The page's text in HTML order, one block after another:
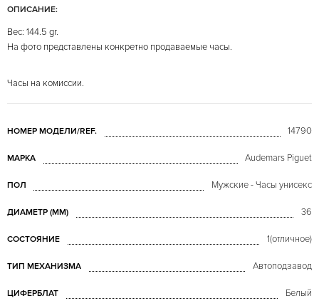
ОПИСАНИЕ:
Вес: 144.5 gr.
На фото представлены конкретно продаваемые часы.
Часы на комиссии.
НОМЕР МОДЕЛИ/REF. 14790
МАРКА Audemars Piguet
ПОЛ Мужские - Часы унисекс
ДИАМЕТР (MM) 36
СОСТОЯНИЕ 1(отличное)
ТИП МЕХАНИЗМА Автоподзавод
ЦИФЕРБЛАТ Белый